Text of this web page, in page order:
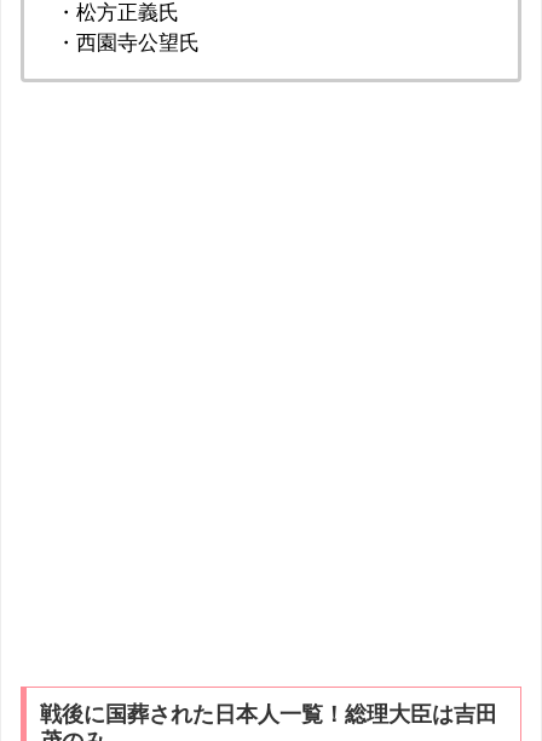
・松方正義氏
・西園寺公望氏
戦後に国葬された日本人一覧！総理大臣は吉田